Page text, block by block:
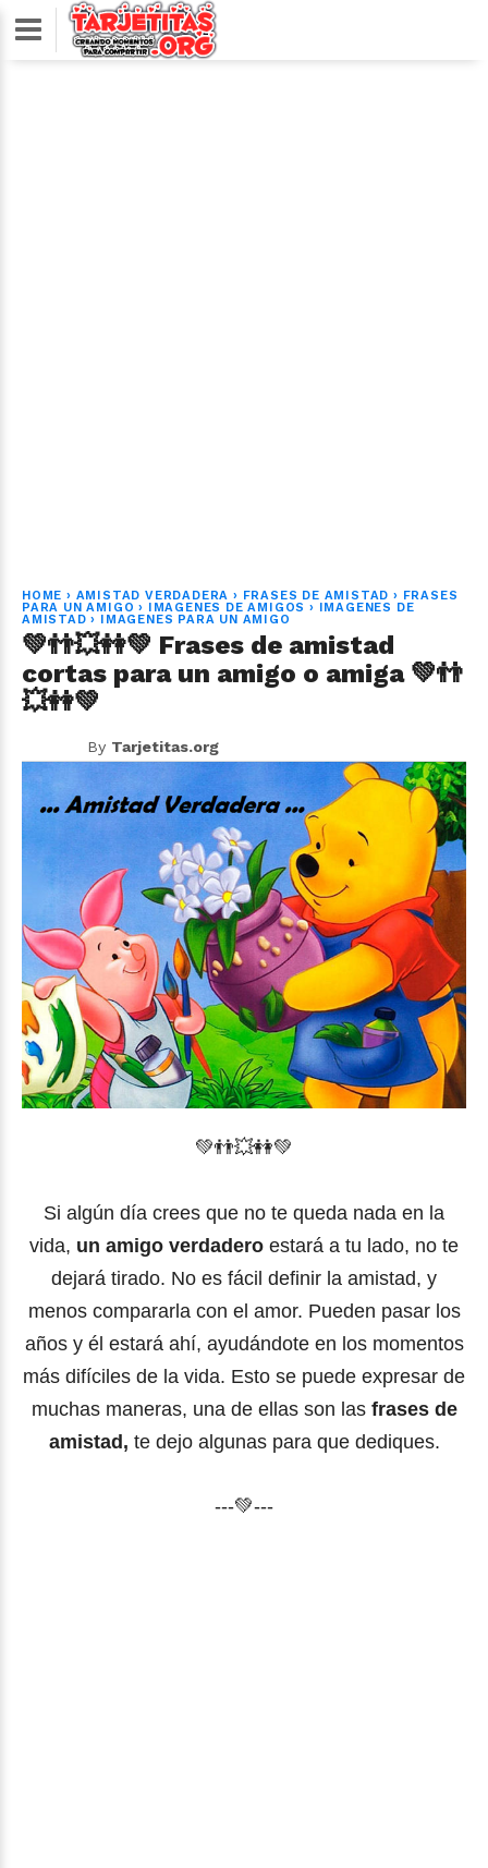
HOME › AMISTAD VERDADERA › FRASES DE AMISTAD › FRASES
PARA UN AMIGO › IMAGENES DE AMIGOS ›
IMAGENES DE
AMISTAD › IMAGENES PARA UN AMIGO
💚👬💥👭💚 Frases de amistad
cortas para un amigo o amiga 💚👬
💥👭💚
By Tarjetitas.org
💚👬💥👭💚
Si algún día crees que no te queda nada en la
vida, un amigo verdadero estará a tu lado, no te
dejará tirado. No es fácil definir la amistad, y
menos compararla con el amor. Pueden pasar los
años y él estará ahí, ayudándote en los momentos
más difíciles de la vida. Esto se puede expresar de
muchas maneras, una de ellas son las frases de
amistad, te dejo algunas para que dediques.
---💚---